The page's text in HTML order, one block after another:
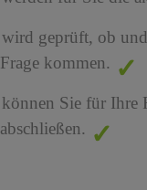
wird geprüft, ob
Frage kommen.
können Sie für Ihre
abschließen.